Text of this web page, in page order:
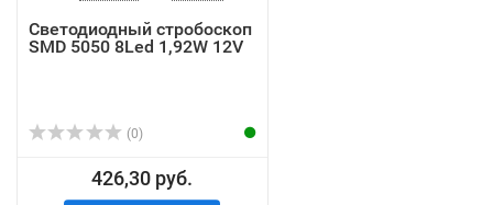
Светодиодный стробоскоп
SMD 5050 8Led 1,92W 12V
(0)
426,30 руб.